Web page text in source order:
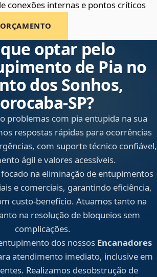
conexões internas e pontos críticos
optar pelo
de Pia no
dos Sonhos,
problemas com pia entupida na sua
respostas rápidas para ocorrências
com suporte técnico confiável,
ágil e valores acessíveis.
na eliminação de entupimentos
e comerciais, garantindo eficiência,
custo-benefício. Atuamos tanto na
na resolução de bloqueios sem
complicações.
dos nossos Encanadores
atendimento imediato, inclusive em
Realizamos desobstrução de